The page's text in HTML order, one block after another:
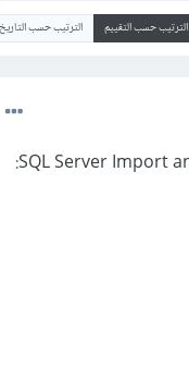
الترتيب حسب التقييم الترتيب حسب التاريخ